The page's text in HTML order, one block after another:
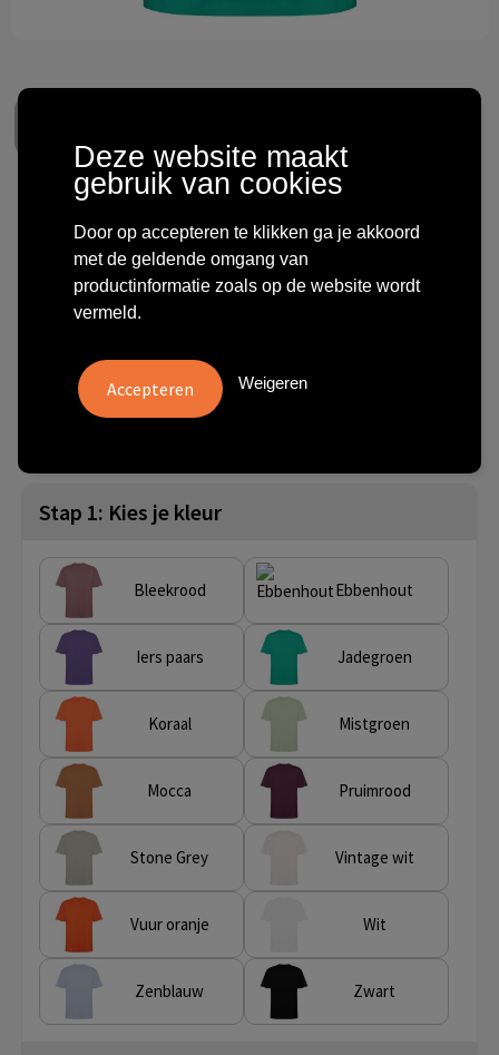
Bull 210 g/m² oversized
unisex T-shirt met korte
mouwen
Stap 1: Kies je kleur
Bleekrood Ebbenhout
Iers paars Jadegroen
Koraal Mistgroen
Mocca Pruimrood
Stone Grey Vintage wit
Vuur oranje Wit
Zenblauw Zwart
Deze website maakt
gebruik van cookies
Door op accepteren te klikken ga je akkoord
met de geldende omgang van
productinformatie zoals op de website wordt
vermeld.
Weigeren